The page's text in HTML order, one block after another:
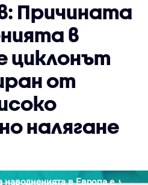
Причината
в
циклонът
от
налягане